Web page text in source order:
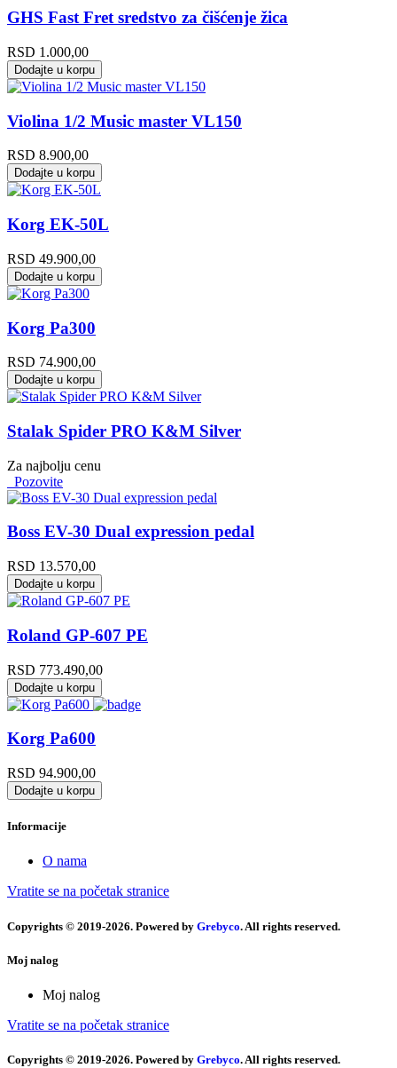
GHS Fast Fret sredstvo za čišćenje žica
RSD 1.000,00
Dodajte u korpu
Violina 1/2 Music master VL150
RSD 8.900,00
Dodajte u korpu
Korg EK-50L
RSD 49.900,00
Dodajte u korpu
Korg Pa300
RSD 74.900,00
Dodajte u korpu
Stalak Spider PRO K&M Silver
Za najbolju cenu
Pozovite
Boss EV-30 Dual expression pedal
RSD 13.570,00
Dodajte u korpu
Roland GP-607 PE
RSD 773.490,00
Dodajte u korpu
Korg Pa600
RSD 94.900,00
Dodajte u korpu
Informacije
O nama
Vratite se na početak stranice
Copyrights © 2019-2026. Powered by Grebyco. All rights reserved.
Moj nalog
Moj nalog
Vratite se na početak stranice
Copyrights © 2019-2026. Powered by Grebyco. All rights reserved.